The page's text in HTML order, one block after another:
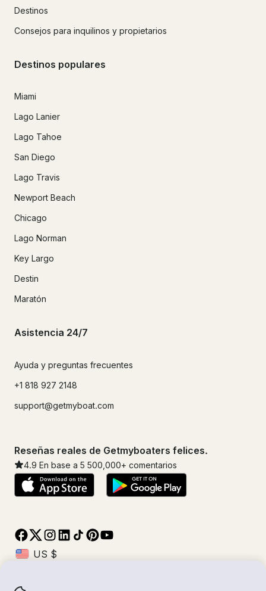
Destinos
Consejos para inquilinos y propietarios
Destinos populares
Miami
Lago Lanier
Lago Tahoe
San Diego
Lago Travis
Newport Beach
Chicago
Lago Norman
Key Largo
Destin
Maratón
Asistencia 24/7
Ayuda y preguntas frecuentes
+1 818 927 2148
support@getmyboat.com
Reseñas reales de Getmyboaters felices.
4.9 En base a 5 500,000+ comentarios